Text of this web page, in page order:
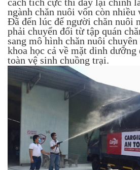
ngành chăn nuôi vốn còn nhiều
Đã đến lúc để người chăn nuôi
phải chuyển đổi từ tập quán
sang mô hình chăn nuôi
khoa học cả về mặt dinh dưỡng
toàn vệ sinh chuồng trại.